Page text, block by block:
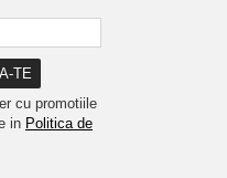
cu promotiile
in Politica de